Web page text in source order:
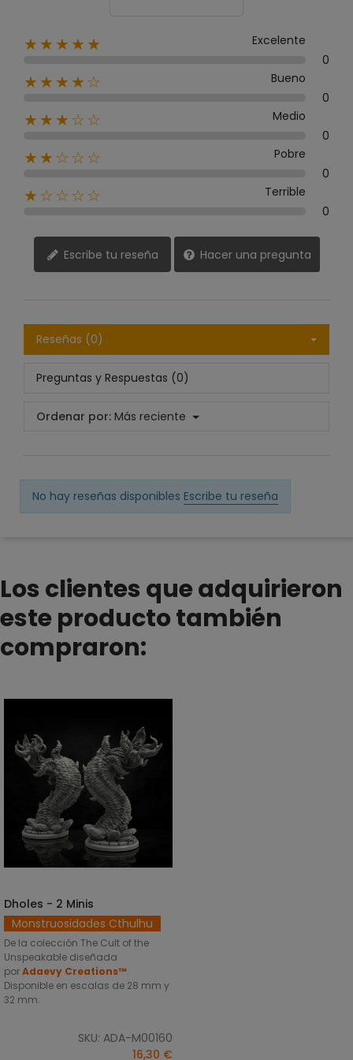
★★★★★
Excelente
0
★★★★☆
Bueno
0
★★★☆☆
Medio
0
★★☆☆☆
Pobre
0
★☆☆☆☆
Terrible
0
Escribe tu reseña Hacer una pregunta
Reseñas (0)
Preguntas y Respuestas (0)
Ordenar por: Más reciente
No hay reseñas disponibles Escribe tu reseña
Los clientes que adquirieron
este producto también
compraron:
SELECCIONAR OPCIONES
Dholes - 2 Minis
Monstruosidades Cthulhu
De la colección The Cult of the
Unspeakable diseñada
porAdaevy Creations™.
Disponible en escalas de 28 mm y
32 mm.
SKU: ADA-M00160
16,30 €